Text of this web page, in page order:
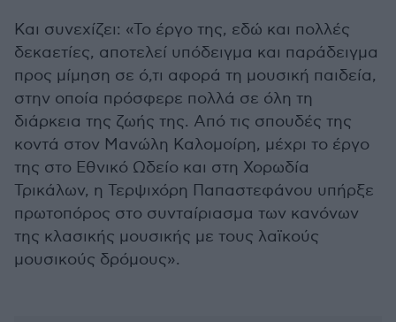
Και συνεχίζει: «Το έργο της, εδώ και πολλές
δεκαετίες, αποτελεί υπόδειγμα και παράδειγμα
προς μίμηση σε ό,τι αφορά τη μουσική παιδεία,
στην οποία πρόσφερε πολλά σε όλη τη
διάρκεια της ζωής της. Από τις σπουδές της
κοντά στον Μανώλη Καλομοίρη, μέχρι το έργο
της στο Εθνικό Ωδείο και στη Χορωδία
Τρικάλων, η Τερψιχόρη Παπαστεφάνου υπήρξε
πρωτοπόρος στο συνταίριασμα των κανόνων
της κλασικής μουσικής με τους λαϊκούς
μουσικούς δρόμους».